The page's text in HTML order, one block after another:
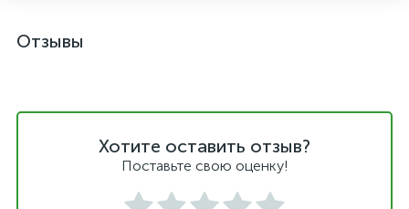
Отзывы
Хотите оставить отзыв?
Поставьте свою оценку!